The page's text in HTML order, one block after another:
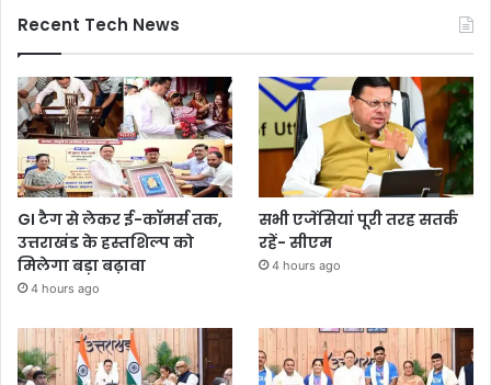
Recent Tech News
GI टैग से लेकर ई-कॉमर्स तक,
उत्तराखंड के हस्तशिल्प को
मिलेगा बड़ा बढ़ावा
4 hours ago
सभी एजेंसियां पूरी तरह सतर्क
रहें- सीएम
4 hours ago